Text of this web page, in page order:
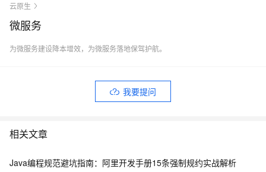
云原生
微服务
为微服务建设降本增效，为微服务落地保驾护航。
我要提问
相关文章
Java编程规范避坑指南：阿里开发手册15条强制规约实战解析